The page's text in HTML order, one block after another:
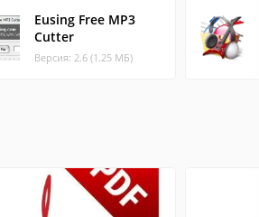
Eusing Free MP3
Cutter
Версия: 2.6 (1.25 МБ)